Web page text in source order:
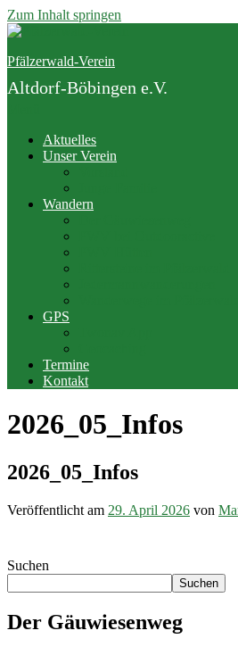
Zum Inhalt springen
Pfälzerwald-Verein
Altdorf-Böbingen e.V.
Aktuelles
Unser Verein
Wandern
GPS
Termine
Kontakt
2026_05_Infos
2026_05_Infos
Veröffentlicht am 29. April 2026 von
Suchen
Suchen
Der Gäuwiesenweg